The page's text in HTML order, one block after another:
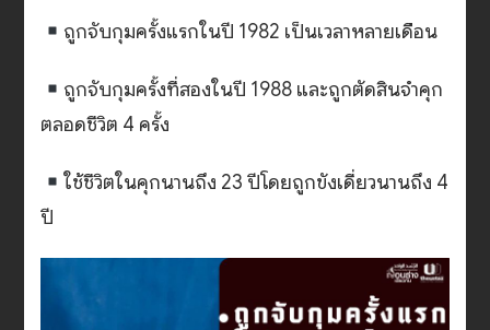
ถูกจับกุมครั้งแรกในปี 1982 เป็นเวลาหลายเดือน
ถูกจับกุมครั้งที่สองในปี 1988 และถูกตัดสินจำคุก
ตลอดชีวิต 4 ครั้ง
ใช้ชีวิตในคุกนานถึง 23 ปีโดยถูกขังเดี่ยวนานถึง 4
ปี